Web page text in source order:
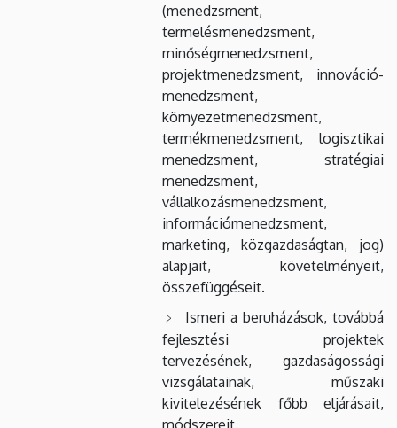
(menedzsment,
termelésmenedzsment,
minőségmenedzsment,
projektmenedzsment, innováció-
menedzsment,
környezetmenedzsment,
termékmenedzsment, logisztikai
menedzsment, stratégiai
menedzsment,
vállalkozásmenedzsment,
információmenedzsment,
marketing, közgazdaságtan, jog)
alapjait, követelményeit,
összefüggéseit.
Ismeri a beruházások, továbbá
fejlesztési projektek
tervezésének, gazdaságossági
vizsgálatainak, műszaki
kivitelezésének főbb eljárásait,
módszereit.